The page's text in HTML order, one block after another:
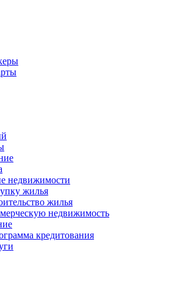
недвижимости
жилья
жилья
недвижимость
кредитования